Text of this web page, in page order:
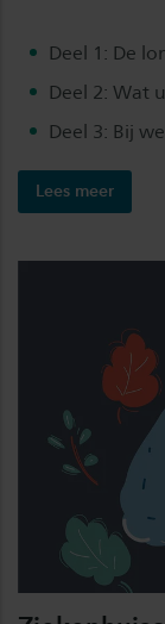
Deel 1: De
Deel 2: Wat
Deel 3: Bij
Lees meer